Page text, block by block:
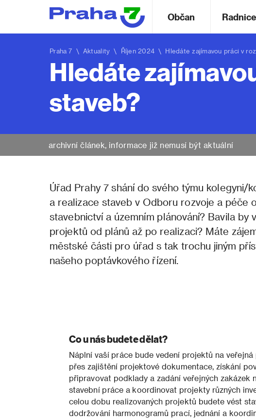
Občan Radnice
Praha 7 \ Aktuality \ Říjen 2024 \ Hledáte zajímavou práci v
Hledáte
staveb?
archivní článek, informace již nemusí být aktuální
Úřad Prahy 7 shání do svého týmu
a realizace staveb v Odboru rozvoje a péče
stavebnictví a územním plánování? Bavila
projektů od plánů až po realizaci? Máte
městské části pro úřad s tak trochu jiným
našeho poptávkového řízení.
Co u nás budete dělat?
Náplní vaší práce bude vedení projektů na
přes zajištění projektové dokumentace, získání
připravovat podklady a zadání veřejných zakázek
stavební práce a koordinovat projekty různých
celou dobu realizovaných projektů budete vést
dodržování harmonogramů prací, jednání a